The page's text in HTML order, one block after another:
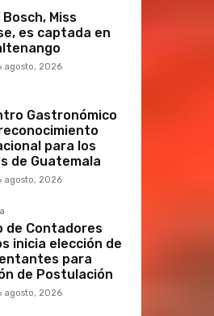
Miss
es captada en
agosto, 2026
Gastronómico
para los
de Guatemala
agosto, 2026
de Contadores
inicia elección de
para
de Postulación
agosto, 2026